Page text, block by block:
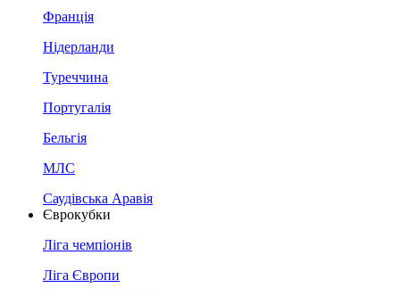
Франція
Нідерланди
Туреччина
Португалія
Бельгія
МЛС
Саудівська Аравія
Єврокубки
Ліга чемпіонів
Ліга Європи